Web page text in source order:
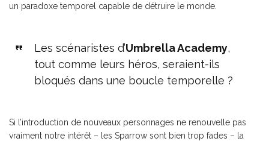
un paradoxe temporel capable de détruire le monde.
Les scénaristes d’Umbrella Academy,
tout comme leurs héros, seraient-ils
bloqués dans une boucle temporelle ?
Si l’introduction de nouveaux personnages ne renouvelle pas
vraiment notre intérêt – les Sparrow sont bien trop fades – la